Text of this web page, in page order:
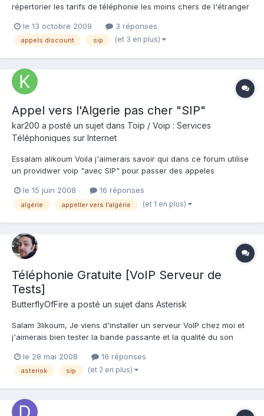
répertorier les tarifs de téléphonie les moins chers de l'étranger
algériens : Date : 13 octobre 2009 Service :
http://www.voipian.com/en/rates.php Tarif : 0....
le 13 octobre 2009 3 réponses
appels discount sip (et 3 en plus)
Appel vers l'Algerie pas cher "SIP"
kar200 a posté un sujet dans Toip / Voip : Services
Téléphoniques sur Internet
Essalam alikoum Voila j'aimerais savoir qui dans ce forum utilise
un providwer voip "avec SIP" pour passer des appeles
moment j'utilise 2 operateur different "enfin plus pour tout mes
appels mais pour l'Algerie seulement 2" et j...
le 15 juin 2008 16 réponses
algérie appeller vers l'algérie (et 1 en plus)
Téléphonie Gratuite [VoIP Serveur de
Tests]
ButterflyOfFire a posté un sujet dans Asterisk
Salam 3likoum, Je viens d'installer un serveur VoIP chez moi et
j'aimerais bien tester la bande passante et la qualité du son
Pour ce il suffit de télécharger X-lite ou n'importe quel autre
client VoIP et de saisir les données d...
le 28 mai 2008 16 réponses
asterisk sip (et 2 en plus)